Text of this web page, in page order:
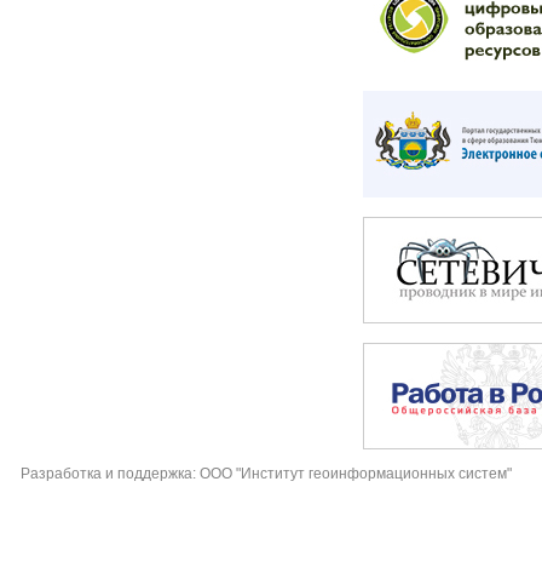
Разработка и поддержка: ООО "Институт геоинформационных систем"